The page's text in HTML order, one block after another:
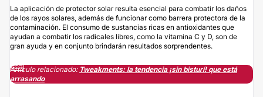
La aplicación de protector solar resulta esencial para combatir los daños
de los rayos solares, además de funcionar como barrera protectora de la
contaminación. El consumo de sustancias ricas en antioxidantes que
ayudan a combatir los radicales libres, como la vitamina C y D, son de
gran ayuda y en conjunto brindarán resultados sorprendentes.
Artículo relacionado: Tweakments: la tendencia ¡sin bisturí! que está
arrasando